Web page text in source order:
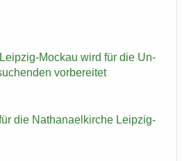
​Mockau wird für die Un­
vor­be­rei­tet
die Na­tha­nael­kir­che Leipzig-​